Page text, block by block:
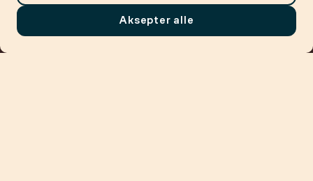
Meny
Aksepter alle